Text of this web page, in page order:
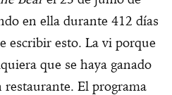
en ella durante 412 días
escribir esto. La vi porque
que se haya ganado
El programa